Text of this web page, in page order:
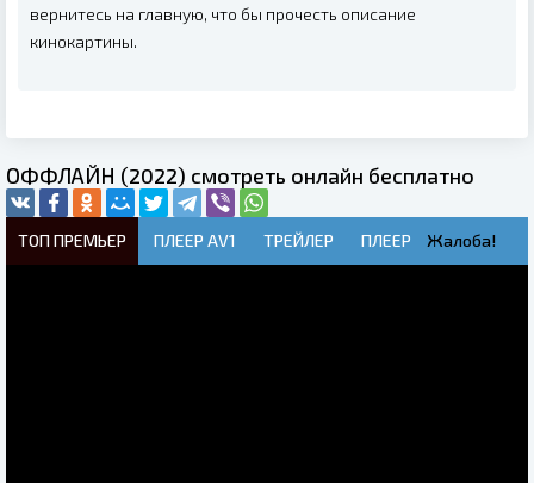
вернитесь на главную, что бы прочесть описание
кинокартины.
ОФФЛАЙН (2022) смотреть онлайн бесплатно
ТОП ПРЕМЬЕР ПЛЕЕР AV1 ТРЕЙЛЕР ПЛЕЕР Жалоба!